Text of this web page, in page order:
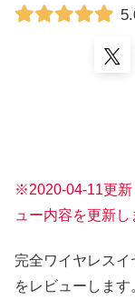
※2020-04-11更新
ュー内容を更新し
完全ワイヤレスイ
をレビューします